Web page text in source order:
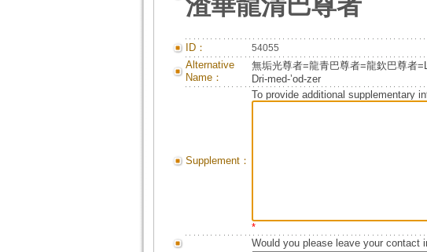
ID： 54055
Alternative
Name：
無垢光尊者=龍青巴尊者=龍欽巴尊者
Dri-med-ʼod-zer
Supplement：
To provide additional supplementary
*
Would you please leave your contact